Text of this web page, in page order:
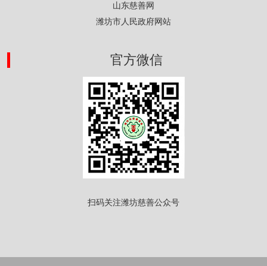
山东慈善网
潍坊市人民政府网站
官方微信
扫码关注潍坊慈善公众号